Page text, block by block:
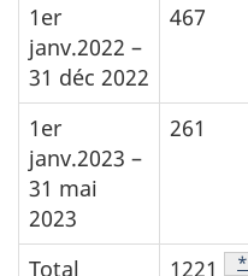
1er
janv.2022 –
31 déc 2022
467
1er
janv.2023 –
31 mai
2023
261
Total 1221